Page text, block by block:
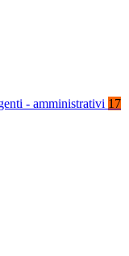
- amministrativi 17